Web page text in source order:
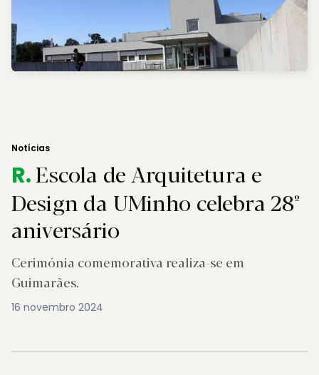
Notícias
R.Escola de Arquitetura e
Design da UMinho celebra 28º
aniversário
Cerimónia comemorativa realiza-se em
Guimarães.
16 novembro 2024